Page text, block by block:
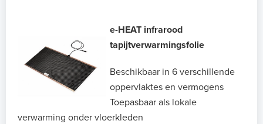
e-HEAT infrarood
tapijtverwarmingsfolie
Beschikbaar in 6 verschillende
oppervlaktes en vermogens
Toepasbaar als lokale
verwarming onder vloerkleden